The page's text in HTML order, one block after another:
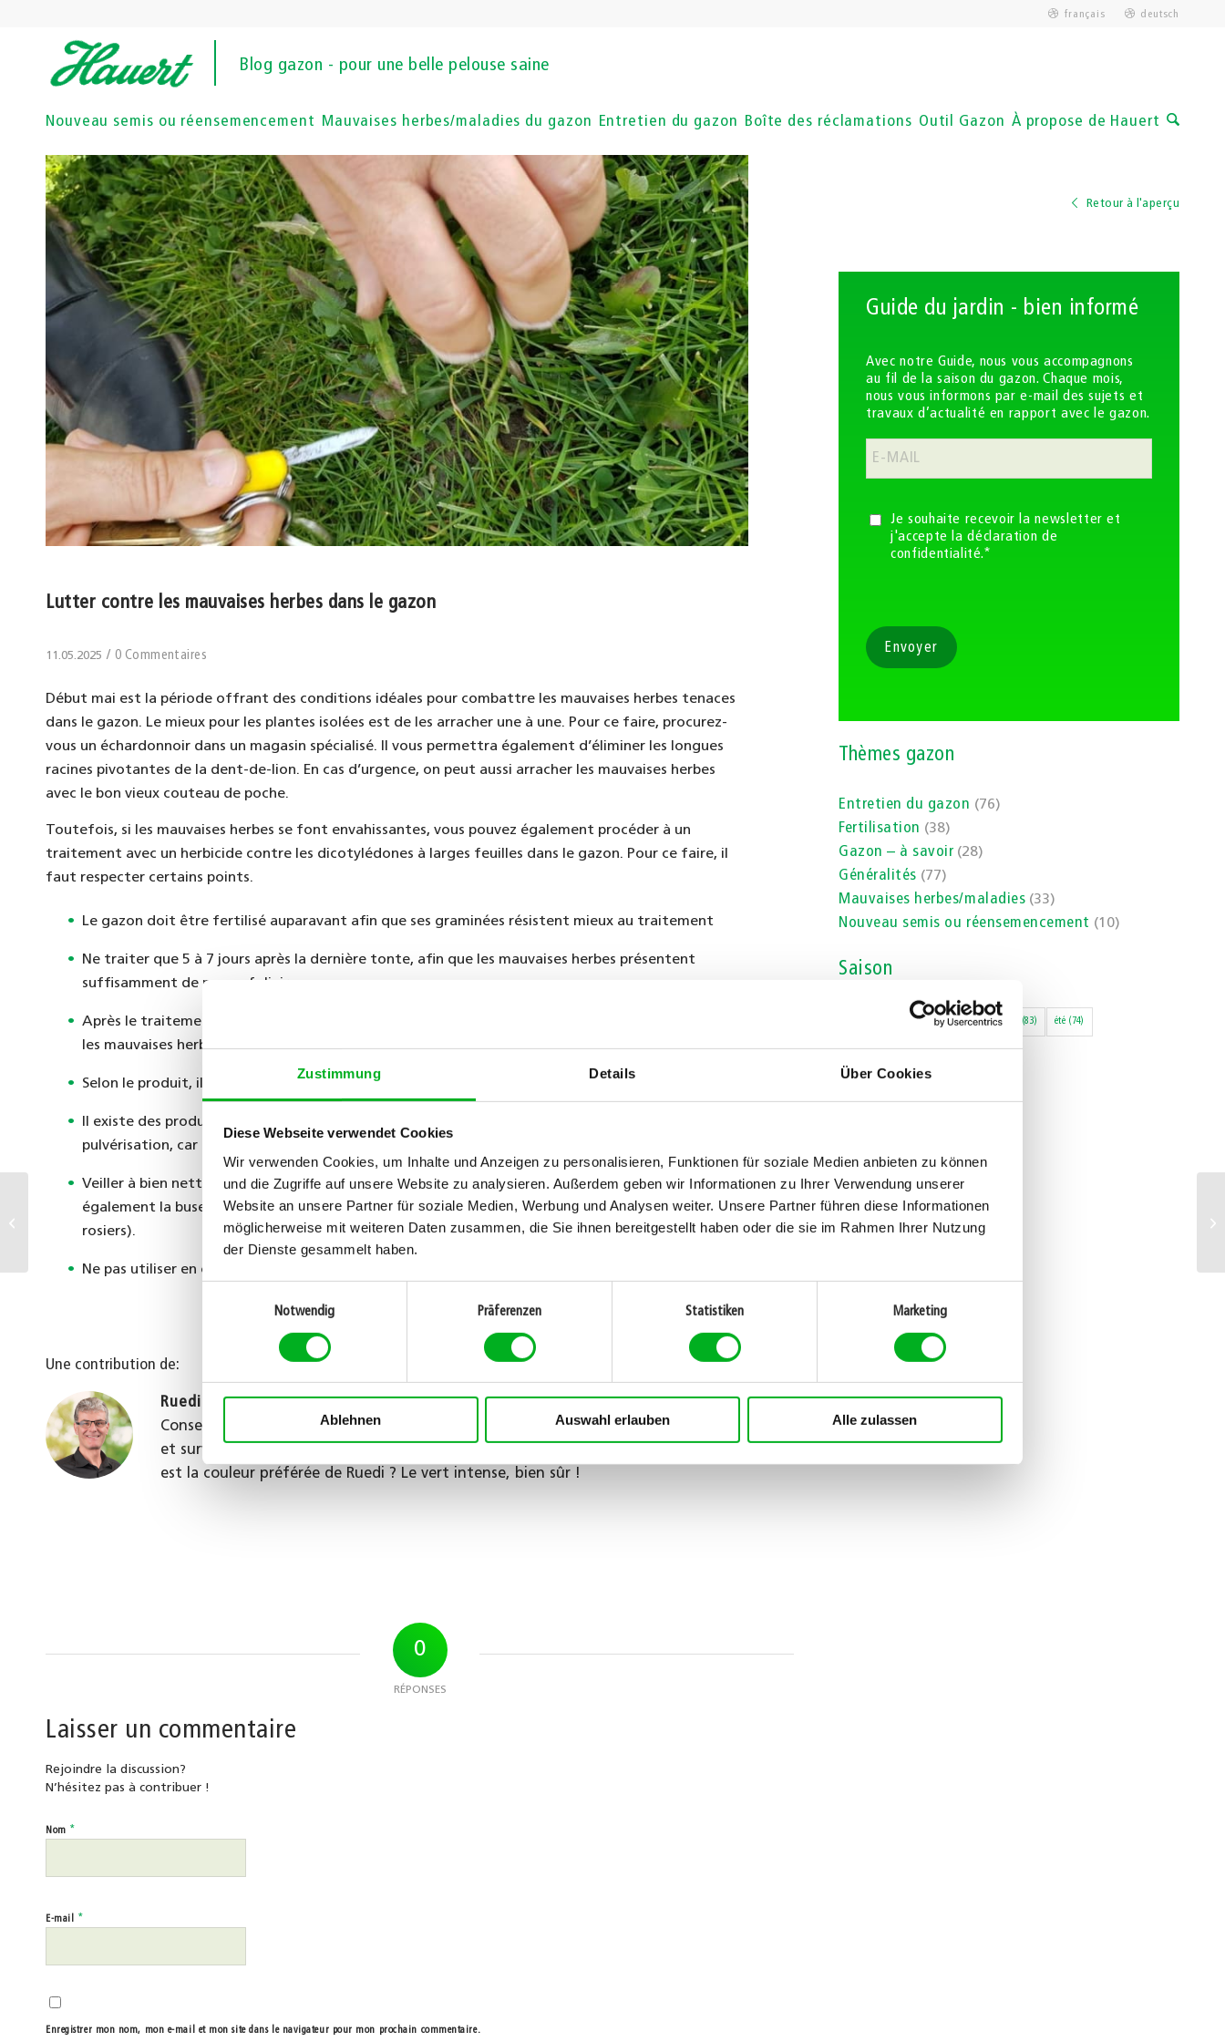
Zustimmung Details Über Cookies
Diese Webseite verwendet Cookies
Wir verwenden Cookies, um Inhalte und Anzeigen zu personalisieren, Funktionen für soziale Medien anbieten zu können
und die Zugriffe auf unsere Website zu analysieren. Außerdem geben wir Informationen zu Ihrer Verwendung unserer
Website an unsere Partner für soziale Medien, Werbung und Analysen weiter. Unsere Partner führen diese Informationen
möglicherweise mit weiteren Daten zusammen, die Sie ihnen bereitgestellt haben oder die sie im Rahmen Ihrer Nutzung
der Dienste gesammelt haben.
Notwendig Präferenzen Statistiken Marketing
Ablehnen Auswahl erlauben Alle zulassen
français deutsch
Blog gazon - pour une belle pelouse saine
Nouveau semis ou réensemencement Mauvaises herbes/maladies du gazon Entretien du gazon Boîte des réclamations Outil Gazon À propose de Hauert
Lutter contre les mauvaises herbes dans le gazon
11.05.2025 / 0 Commentaires
Début mai est la période offrant des conditions idéales pour combattre les mauvaises herbes tenaces
dans le gazon. Le mieux pour les plantes isolées est de les arracher une à une. Pour ce faire, procurez-
vous un échardonnoir dans un magasin spécialisé. Il vous permettra également d’éliminer les longues
racines pivotantes de la dent-de-lion. En cas d’urgence, on peut aussi arracher les mauvaises herbes
avec le bon vieux couteau de poche.
Toutefois, si les mauvaises herbes se font envahissantes, vous pouvez également procéder à un
traitement avec un herbicide contre les dicotylédones à larges feuilles dans le gazon. Pour ce faire, il
faut respecter certains points.
Le gazon doit être fertilisé auparavant afin que ses graminées résistent mieux au traitement
Ne traiter que 5 à 7 jours après la dernière tonte, afin que les mauvaises herbes présentent
suffisamment de masse foliaire
Après le traitement, attendre également 7 jours env. afin que le produit ait le temps d’agir dans
les mauvaises herbes
Selon le produit, il faudra respecter un délai d’attente avant de réensemencer
Il existe des produits pouvant être employés en arrosage ou en pulvérisation. Préférer la
pulvérisation, car les fines gouttes permettent au produit de mieux adhérer qu’avec l’arrosage.
Veiller à bien nettoyer le pulvérisateur après utilisation. Ne surtout pas oublier de nettoyer
également la buse. Sinon, les résidus pourraient causer des dégâts sur les autres plantes (p. ex. les
rosiers).
Ne pas utiliser en cas de sécheresse ou de températures supérieures à 25 °C
Une contribution de:
Ruedi Schwammberger
Conseiller spécialisé dans le gazon. Armé d'une loupe, il parcourt le gazon à genoux
et surveille chaque herbe. Aucune mauvaise herbe n'échappe à son regard ! Quelle
est la couleur préférée de Ruedi ? Le vert intense, bien sûr !
0
RÉPONSES
Laisser un commentaire
Rejoindre la discussion?
N’hésitez pas à contribuer !
Nom *
E-mail *
Enregistrer mon nom, mon e-mail et mon site dans le navigateur pour mon prochain commentaire.
Retour à l'aperçu
Guide du jardin - bien informé
Avec notre Guide, nous vous accompagnons
au fil de la saison du gazon. Chaque mois,
nous vous informons par e-mail des sujets et
travaux d’actualité en rapport avec le gazon.
Je souhaite recevoir la newsletter et
j'accepte la déclaration de
confidentialité.*
Envoyer
Thèmes gazon
Entretien du gazon (76)
Fertilisation (38)
Gazon – à savoir (28)
Généralités (77)
Mauvaises herbes/maladies (33)
Nouveau semis ou réensemencement (10)
Saison
hiver(12) printemps (83) été(74)
Gazon pour terrain sec –
pour les milieux secs